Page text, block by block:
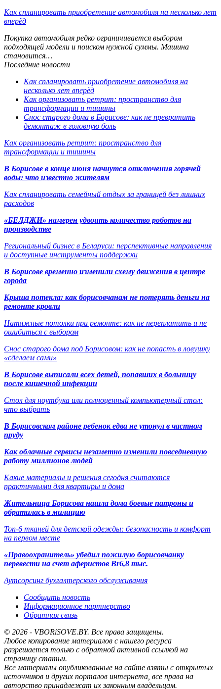
Как спланировать приобретение автомобиля на несколько лет
вперёд
Покупка автомобиля редко ограничивается выбором
подходящей модели и поиском нужной суммы. Машина
становится…
Последние новости
Как спланировать приобретение автомобиля на
несколько лет вперёд
Как организовать ретрит: пространство для
трансформации и тишины
Снос старого дома в Борисове: как не превратить
демонтаж в головную боль
Как организовать ретрит: пространство для
трансформации и тишины
В Борисове в конце июня начнутся отключения горячей
воды: что известно жителям
Как спланировать семейный отдых за границей без лишних
расходов
«БЕЛДЖИ» намерен удвоить количество роботов на
производстве
Региональный бизнес в Беларуси: перспективные направления
и доступные инструменты поддержки
В Борисове временно изменили схему движения в центре
города
Крыша потекла: как борисовчанам не потерять деньги на
ремонте кровли
Натяжные потолки при ремонте: как не переплатить и не
ошибиться с выбором
Снос старого дома под Борисовом: как не попасть в ловушку
«сделаем сами»
В Борисове выписали всех детей, попавших в больницу
после кишечной инфекции
Стол для ноутбука или полноценный компьютерный стол:
что выбрать
В Борисовском районе ребенок едва не утонул в частном
пруду
Как облачные сервисы незаметно изменили повседневную
работу миллионов людей
Какие материалы и решения сегодня считаются
практичными для квартиры и дома
Жительница Борисова нашла дома боевые патроны и
обратилась в милицию
Топ-6 тканей для детской одежды: безопасность и комфорт
на первом месте
«Правоохранитель» убедил пожилую борисовчанку
перевести на счет аферистов Br6,8 тыс.
Аутсорсинг бухгалтерского обслуживания
Сообщить новость
Информационное партнерство
Обратная связь
© 2026 - VBORiSOVE.BY. Все права защищены.
Любое копирование материалов с нашего ресурса
разрешается только с обратной активной ссылкой на
страницу статьи.
Все материалы опубликованные на сайте взяты с открытых
источников и других порталов интернета, все права на
авторство принадлежат их законным владельцам.